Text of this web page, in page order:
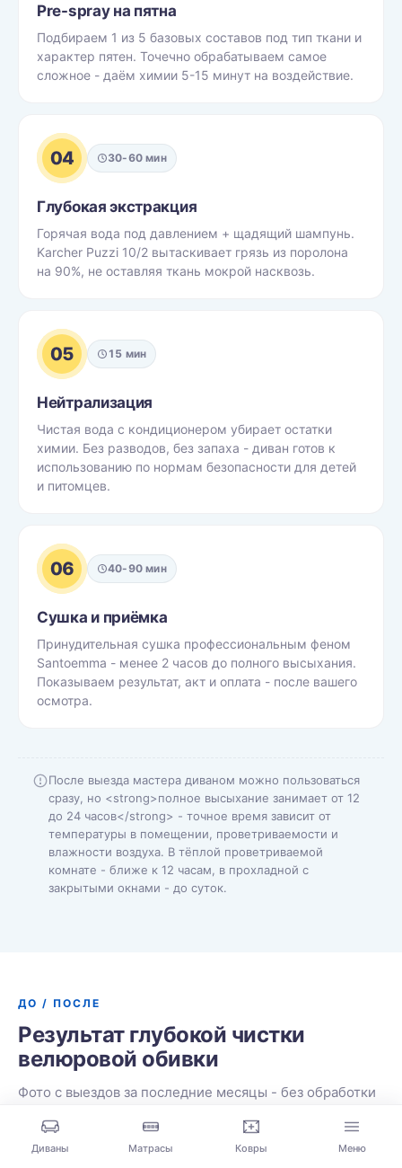
Pre-spray на пятна
Подбираем 1 из 5 базовых составов под тип ткани и
характер пятен. Точечно обрабатываем самое
сложное - даём химии 5-15 минут на воздействие.
04 30-60 мин
Глубокая экстракция
Горячая вода под давлением + щадящий шампунь.
Karcher Puzzi 10/2 вытаскивает грязь из поролона
на 90%, не оставляя ткань мокрой насквозь.
05 15 мин
Нейтрализация
Чистая вода с кондиционером убирает остатки
химии. Без разводов, без запаха - диван готов к
использованию по нормам безопасности для детей
и питомцев.
06 40-90 мин
Сушка и приёмка
Принудительная сушка профессиональным феном
Santoemma - менее 2 часов до полного высыхания.
Показываем результат, акт и оплата - после вашего
осмотра.
После выезда мастера диваном можно пользоваться
сразу, но <strong>полное высыхание занимает от 12
до 24 часов</strong> - точное время зависит от
температуры в помещении, проветриваемости и
влажности воздуха. В тёплой проветриваемой
комнате - ближе к 12 часам, в прохладной с
закрытыми окнами - до суток.
ДО / ПОСЛЕ
Результат глубокой чистки
велюровой обивки
Фото с выездов за последние месяцы - без обработки
химчистки, правая - сразу после.
Диваны Матрасы Ковры Меню